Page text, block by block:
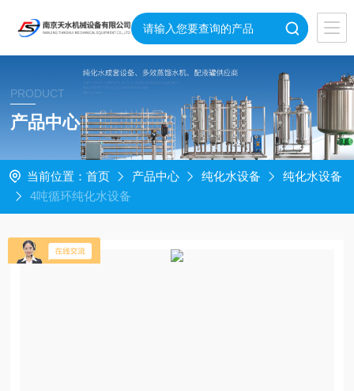
PRODUCT
产品中心
当前位置： 首页 产品中心 纯化水设备
纯化水设备
4吨循环纯化水设备